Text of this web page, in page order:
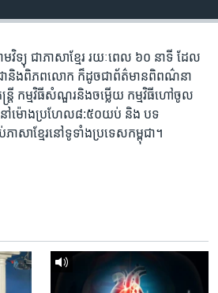
ាម​វិទ្យុ ​ជាភាសា​ខ្មែរ​ រយៈ​ពេល​ ៦០​ នាទី ដែល​
ា​និង​ពិភព​លោក ​ក៏ដូច​ជា​ព័ត៌មាន​ពិពណ៌នា
ន្ត្រី ​កម្មវិធី​​សំណួរ​និង​ចម្លើយ​ កម្ម​វិធី​ហៅ​ចូល​
នៅ​ម៉ោង​​ប្រហែល​៨:៥០​យប់ ​និង បទ​
ាសា​ខ្មែរ​នៅ​ទូទាំង​ប្រទេស​កម្ពុជា។